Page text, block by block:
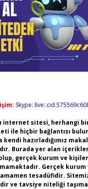
Skype:
internet sitesi, herhangi
ile hiçbir bağlantısı
kendi hazırladığımız
Burada yer alan
gerçek kurum ve
Gerçek
tesadüfidir.
ve tavsiye niteliği